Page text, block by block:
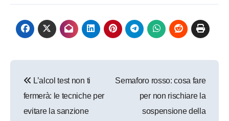
articoli
L’alcol test non ti
fermerà: le tecniche per
evitare la sanzione
Semaforo rosso: cosa fare
per non rischiare la
sospensione della